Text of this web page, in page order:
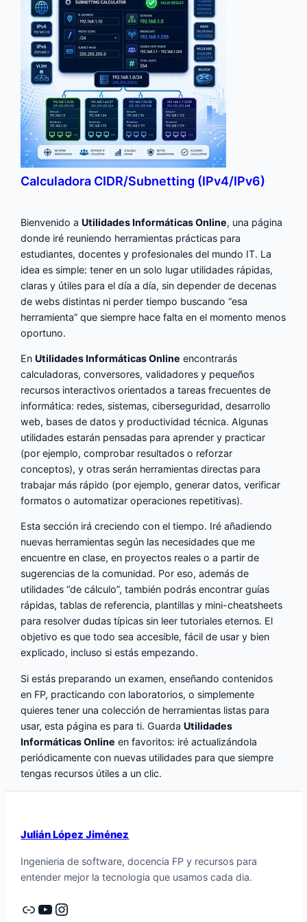
Calculadora CIDR/Subnetting (IPv4/IPv6)
Bienvenido aUtilidades Informáticas Online, una página
donde iré reuniendo herramientas prácticas para
estudiantes, docentes y profesionales del mundo IT. La
idea es simple: tener en un solo lugar utilidades rápidas,
claras y útiles para el día a día, sin depender de decenas
de webs distintas ni perder tiempo buscando “esa
herramienta” que siempre hace falta en el momento menos
oportuno.
EnUtilidades Informáticas Online encontrarás
calculadoras, conversores, validadores y pequeños
recursos interactivos orientados a tareas frecuentes de
informática: redes, sistemas, ciberseguridad, desarrollo
web, bases de datos y productividad técnica. Algunas
utilidades estarán pensadas para aprender y practicar
(por ejemplo, comprobar resultados o reforzar
conceptos), y otras serán herramientas directas para
trabajar más rápido (por ejemplo, generar datos, verificar
formatos o automatizar operaciones repetitivas).
Esta sección irá creciendo con el tiempo. Iré añadiendo
nuevas herramientas según las necesidades que me
encuentre en clase, en proyectos reales o a partir de
sugerencias de la comunidad. Por eso, además de
utilidades “de cálculo”, también podrás encontrar guías
rápidas, tablas de referencia, plantillas y mini-cheatsheets
para resolver dudas típicas sin leer tutoriales eternos. El
objetivo es que todo sea accesible, fácil de usar y bien
explicado, incluso si estás empezando.
Si estás preparando un examen, enseñando contenidos
en FP, practicando con laboratorios, o simplemente
quieres tener una colección de herramientas listas para
usar, esta página es para ti. GuardaUtilidades
Informáticas Online en favoritos: iré actualizándola
periódicamente con nuevas utilidades para que siempre
tengas recursos útiles a un clic.
Julián López Jiménez
Ingenieria de software, docencia FP y recursos para
entender mejor la tecnologia que usamos cada dia.
Enlace YouTube Instagram